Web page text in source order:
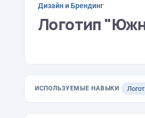
Дизайн и Брендинг
Логотип
ИСПОЛЬЗУЕМЫЕ НАВЫКИ